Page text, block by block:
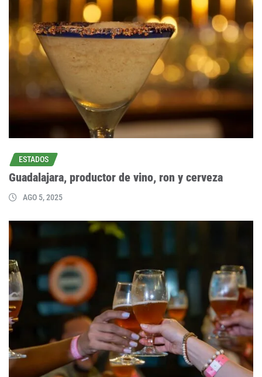
ESTADOS
Guadalajara, productor de vino, ron y cerveza
AGO 5, 2025